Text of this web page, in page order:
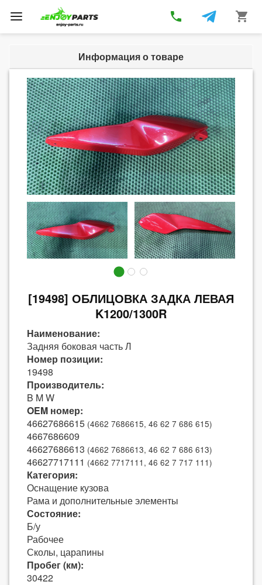
Toggle
navigation
phone shopping_cart
Информация о товаре
[19498] ОБЛИЦОВКА ЗАДКА ЛЕВАЯ
K1200/1300R
Наименование:
Задняя боковая часть Л
Номер позиции:
19498
Производитель:
B M W
OEM номер:
46627686615 (4662 7686615, 46 62 7 686 615)
4667686609
46627686613 (4662 7686613, 46 62 7 686 613)
46627717111 (4662 7717111, 46 62 7 717 111)
Категория:
Оснащение кузова
Рама и дополнительные элементы
Состояние:
Б/у
Рабочее
Сколы, царапины
Пробег (км):
30422